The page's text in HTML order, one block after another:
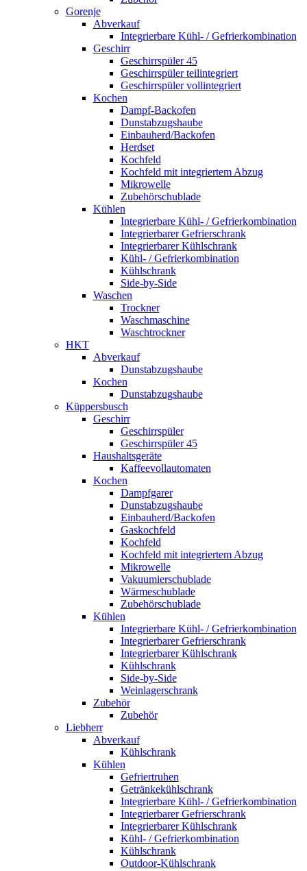
Gorenje
Abverkauf
Integrierbare Kühl- / Gefrierkombination
Geschirr
Geschirrspüler 45
Geschirrspüler teilintegriert
Geschirrspüler vollintegriert
Kochen
Dampf-Backofen
Dunstabzugshaube
Einbauherd/Backofen
Herdset
Kochfeld
Kochfeld mit integriertem Abzug
Mikrowelle
Zubehörschublade
Kühlen
Integrierbare Kühl- / Gefrierkombination
Integrierbarer Gefrierschrank
Integrierbarer Kühlschrank
Kühl- / Gefrierkombination
Kühlschrank
Side-by-Side
Waschen
Trockner
Waschmaschine
Waschtrockner
HKT
Abverkauf
Dunstabzugshaube
Kochen
Dunstabzugshaube
Küppersbusch
Geschirr
Geschirrspüler
Geschirrspüler 45
Haushaltsgeräte
Kaffeevollautomaten
Kochen
Dampfgarer
Dunstabzugshaube
Einbauherd/Backofen
Gaskochfeld
Kochfeld
Kochfeld mit integriertem Abzug
Mikrowelle
Vakuumierschublade
Wärmeschublade
Zubehörschublade
Kühlen
Integrierbare Kühl- / Gefrierkombination
Integrierbarer Gefrierschrank
Integrierbarer Kühlschrank
Kühlschrank
Side-by-Side
Weinlagerschrank
Zubehör
Zubehör
Liebherr
Abverkauf
Kühlschrank
Kühlen
Gefriertruhen
Getränkekühlschrank
Integrierbare Kühl- / Gefrierkombination
Integrierbarer Gefrierschrank
Integrierbarer Kühlschrank
Kühl- / Gefrierkombination
Kühlschrank
Outdoor-Kühlschrank